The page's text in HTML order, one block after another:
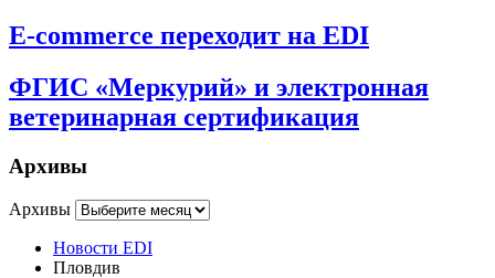
E-commerce переходит на EDI
ФГИС «Меркурий» и электронная
ветеринарная сертификация
Архивы
Архивы
Новости EDI
Пловдив